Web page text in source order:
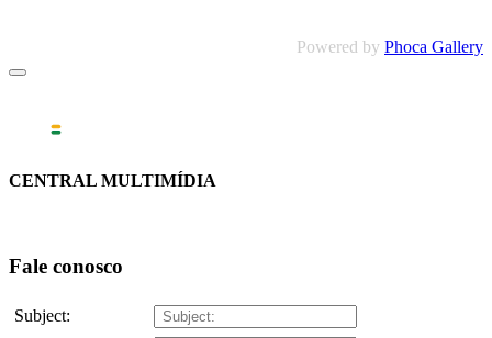
Powered by Phoca Gallery
CENTRAL MULTIMÍDIA
Fale conosco
Subject: